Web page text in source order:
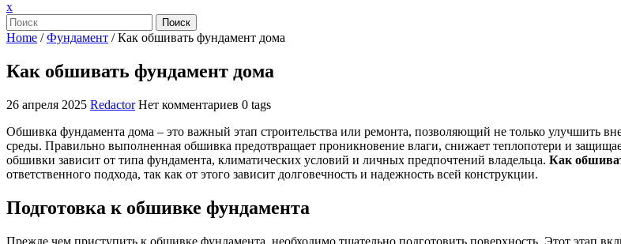
xЗакрыть
меню
Поиск
Home /Фундамент /Как обшивать фундамент дома
Как обшивать фундамент дома
26 апреля 2025 Redactor Нет комментариев 0 tags
Обшивка фундамента дома – это важный этап строительства или ремонта, позволяющий не только улучшить
среды. Правильно выполненная обшивка предотвращает проникновение влаги, снижает теплопотери и
обшивки зависит от типа фундамента, климатических условий и личных предпочтений владельца. Как
ответственного подхода, так как от этого зависит долговечность и надежность всей конструкции.
Подготовка к обшивке фундамента
Прежде чем приступить к обшивке фундамента, необходимо тщательно подготовить поверхность. Этот этап